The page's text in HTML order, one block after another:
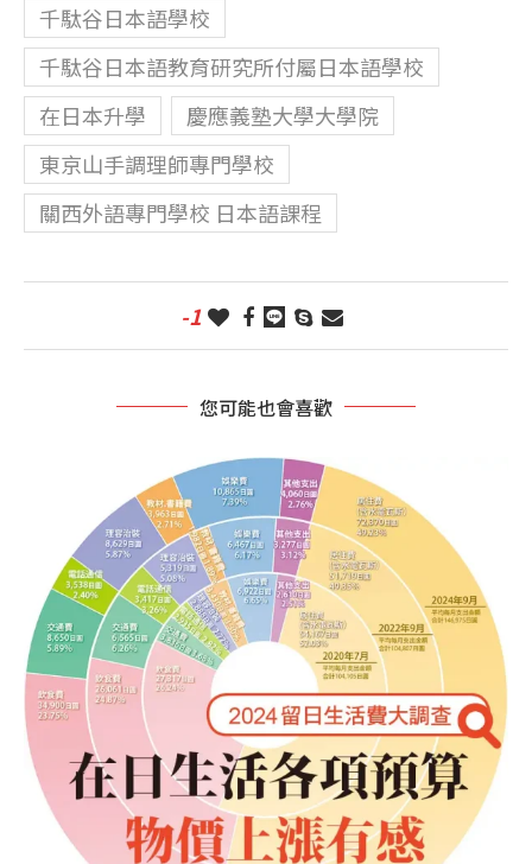
千駄谷日本語學校
千駄谷日本語教育研究所付屬日本語學校
在日本升學
慶應義塾大學大學院
東京山手調理師專門學校
關西外語專門學校 日本語課程
-1
您可能也會喜歡